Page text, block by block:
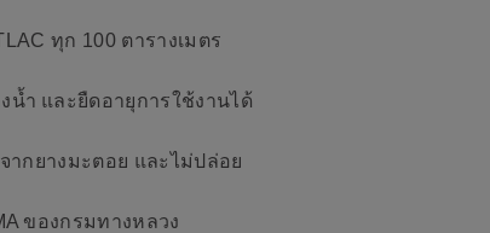
ทุก 100 ตารางเมตร
ำ และยืดอายุการใช้งานได้
กยางมะตอย และไม่ปล่อย
ของกรมทางหลวง